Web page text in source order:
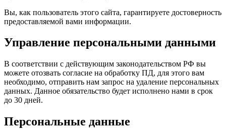
Вы, как пользователь этого сайта, гарантируете достоверность
предоставляемой вами информации.
Управление персональными данными
В соответствии с действующим законодательством РФ вы
можете отозвать согласие на обработку ПД, для этого вам
необходимо, отправить нам запрос на удаление персональных
данных. Данное обязательство будет исполнено нами в срок
до 30 дней.
Персональные данные